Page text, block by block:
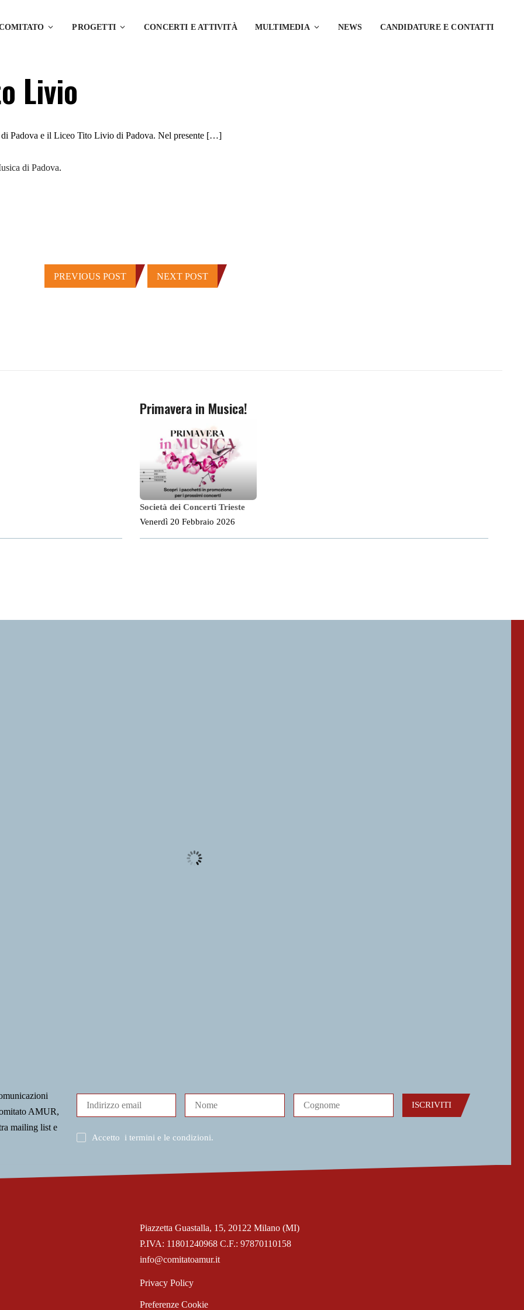
PROGETTI CONCERTI E ATTIVITÀ MULTIMEDIA NEWS CANDIDATURE E CONTATTI
Livio
Padova e il Liceo Tito Livio di Padova. Nel presente […]
di Padova.
PREVIOUS POST NEXT POST
Primavera in Musica!
Società dei Concerti Trieste
Venerdì 20 Febbraio 2026
AMUR,
mailing list e
ISCRIVITI
Accetto i termini e le condizioni.
P.IVA: 11801240968 C.F.: 97870110158
Piazzetta Guastalla, 15, 20122 Milano (MI)
info@comitatoamur.it
Privacy Policy
Preferenze Cookie